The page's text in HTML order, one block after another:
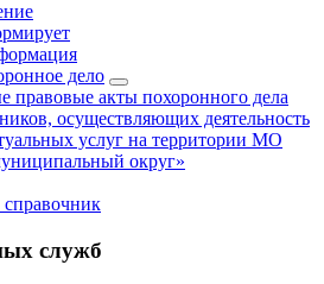
дело
правовые акты похоронного дела
осуществляющих деятельность
услуг на территории МО
округ»
служб